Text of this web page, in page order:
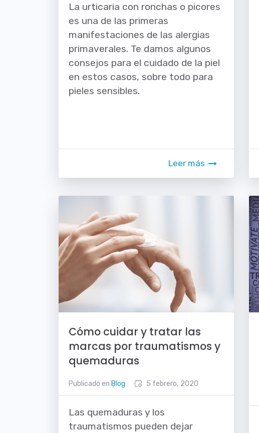
La urticaria con ronchas o picores
es una de las primeras
manifestaciones de las alergias
primaverales. Te damos algunos
consejos para el cuidado de la piel
en estos casos, sobre todo para
pieles sensibles.
Leer más
Cómo cuidar y tratar las
marcas por traumatismos y
quemaduras
5 febrero, 2020
Publicado en Blog
Las quemaduras y los
traumatismos pueden dejar